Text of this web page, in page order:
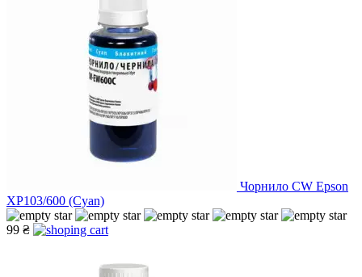
Чорнило CW Epson
XP103/600 (Cyan)
99 ₴